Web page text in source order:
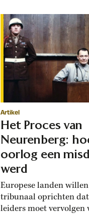
Artikel
Het Proces van
Neurenberg:
oorlog een
werd
Europese landen
tribunaal oprichten dat
leiders moet vervolgen